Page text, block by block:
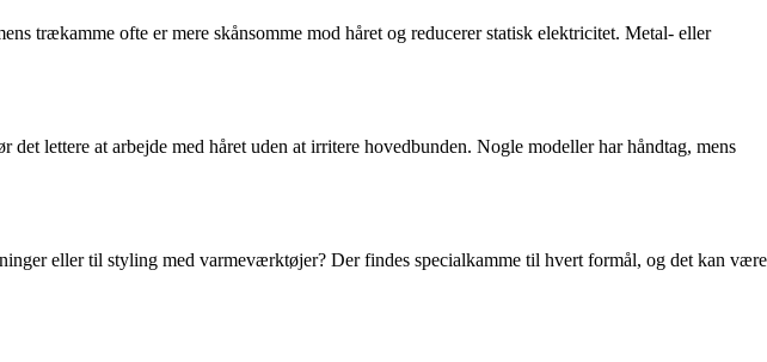
trækamme ofte er mere skånsomme mod håret og reducerer statisk elektricitet. Metal- eller
lettere at arbejde med håret uden at irritere hovedbunden. Nogle modeller har håndtag, mens
eller til styling med varmeværktøjer? Der findes specialkamme til hvert formål, og det kan være